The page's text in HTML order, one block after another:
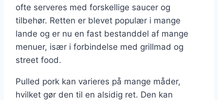
ofte serveres med forskellige saucer og
tilbehør. Retten er blevet populær i mange
lande og er nu en fast bestanddel af mange
menuer, især i forbindelse med grillmad og
street food.
Pulled pork kan varieres på mange måder,
hvilket gør den til en alsidig ret. Den kan